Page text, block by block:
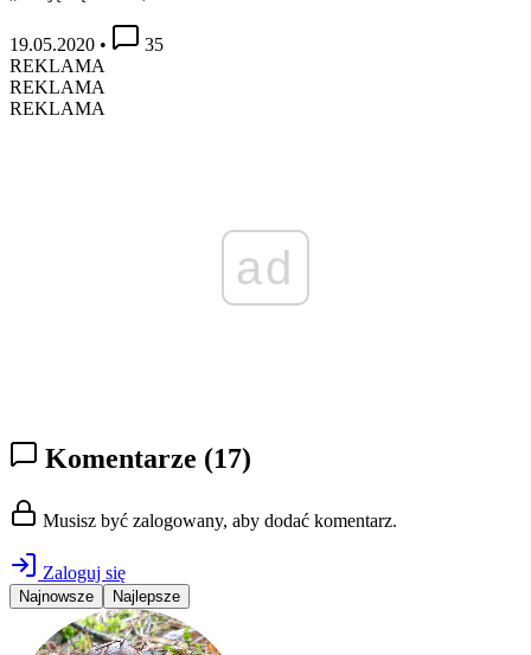
19.05.2020 •
35
REKLAMA
REKLAMA
REKLAMA
ad
Komentarze (17)
Musisz być zalogowany, aby dodać komentarz.
Zaloguj się
Najnowsze Najlepsze